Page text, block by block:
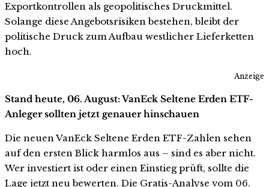
Exportkontrollen als geopolitisches Druckmittel.
Solange diese Angebotsrisiken bestehen, bleibt der
politische Druck zum Aufbau westlicher Lieferketten
hoch.
Anzeige
Stand heute, 06. August: VanEck Seltene Erden ETF-
Anleger sollten jetzt genauer hinschauen
Die neuen VanEck Seltene Erden ETF-Zahlen sehen
auf den ersten Blick harmlos aus – sind es aber nicht.
Wer investiert ist oder einen Einstieg prüft, sollte die
Lage jetzt neu bewerten. Die Gratis-Analyse vom 06.